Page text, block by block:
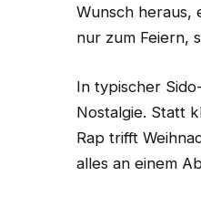
Wunsch heraus,
nur zum Feiern,
In typischer
Nostalgie. Statt
Rap trifft
alles an einem